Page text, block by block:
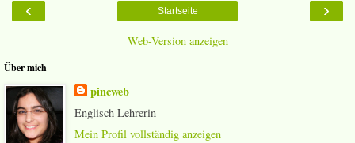
‹ ›
Startseite
Web-Version anzeigen
Über mich
pincweb
Englisch Lehrerin
Mein Profil vollständig anzeigen